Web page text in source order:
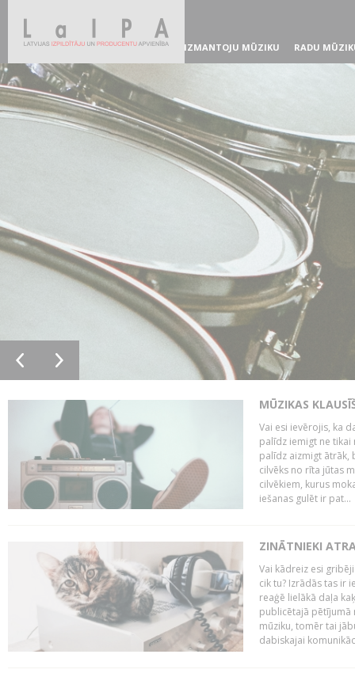
IZMANTOJU MŪZIKU RADU
MŪZIKAS
Vai esi ievērojis, ka
palīdz iemigt ne tikai
palīdz aizmigt ātrāk,
cilvēks no rīta jūtas
cilvēkiem, kurus
iešanas gulēt ir pat...
ZINĀTNIEKI
Vai kādreiz esi
cik tu? Izrādās tas ir
reaģē lielākā daļa
publicētajā pētījumā
mūziku, tomēr tai
dabiskajai